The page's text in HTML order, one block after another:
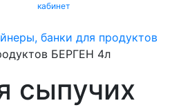
кабинет
банки для продуктов
БЕРГЕН 4л
сыпучих